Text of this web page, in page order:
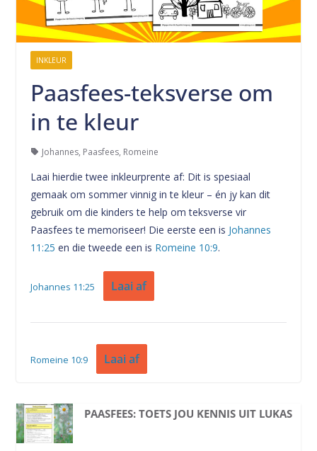
INKLEUR
Paasfees-teksverse om
in te kleur
Johannes, Paasfees, Romeine
Laai hierdie twee inkleurprente af: Dit is spesiaal
gemaak om sommer vinnig in te kleur – én jy kan dit
gebruik om die kinders te help om teksverse vir
Paasfees te memoriseer! Die eerste een is Johannes
11:25 en die tweede een is Romeine 10:9.
Johannes 11:25 Laai af
Romeine 10:9 Laai af
PAASFEES: TOETS JOU KENNIS UIT LUKAS